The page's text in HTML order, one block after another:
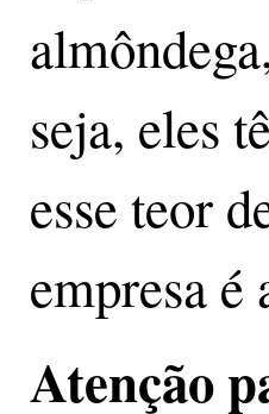
seja, eles
esse teor
empresa é
Atenção